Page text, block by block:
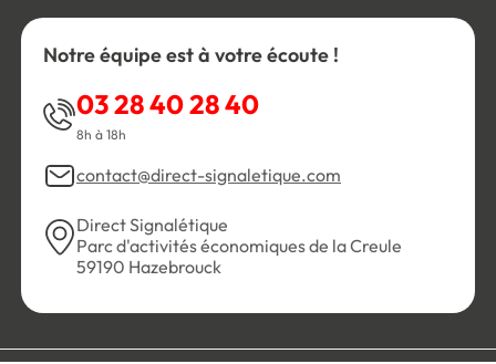
Notre équipe est à votre écoute !
03 28 40 28 40
8h à 18h
contact@direct-signaletique.com
Direct Signalétique
Parc d'activités économiques de la Creule
59190 Hazebrouck